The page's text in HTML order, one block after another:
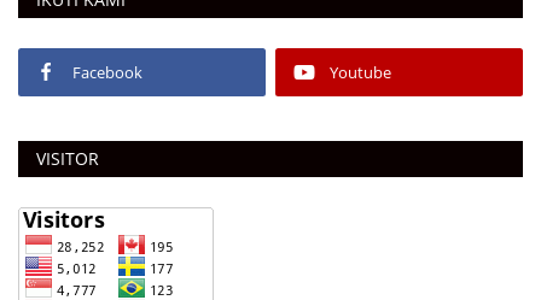
Facebook Youtube
VISITOR